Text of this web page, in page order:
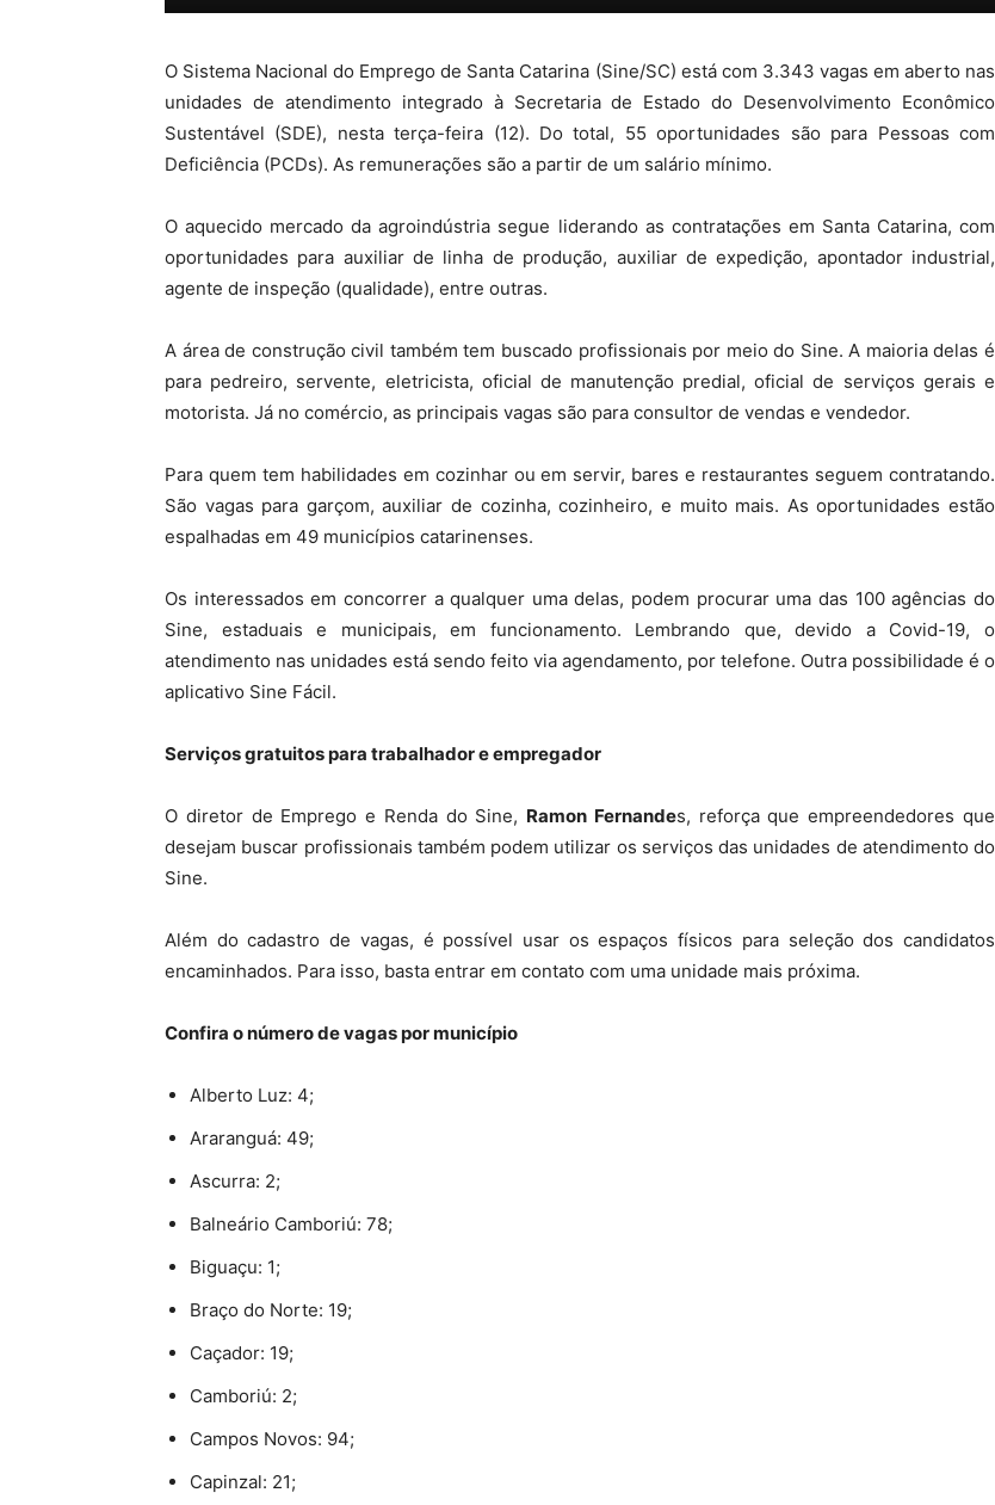
O Sistema Nacional do Emprego de Santa Catarina (Sine/SC) está com 3.343 vagas em aberto nas
unidades de atendimento integrado à Secretaria de Estado do Desenvolvimento Econômico
Sustentável (SDE), nesta terça-feira (12). Do total, 55 oportunidades são para Pessoas com
Deficiência (PCDs). As remunerações são a partir de um salário mínimo.
O aquecido mercado da agroindústria segue liderando as contratações em Santa Catarina, com
oportunidades para auxiliar de linha de produção, auxiliar de expedição, apontador industrial,
agente de inspeção (qualidade), entre outras.
A área de construção civil também tem buscado profissionais por meio do Sine. A maioria delas é
para pedreiro, servente, eletricista, oficial de manutenção predial, oficial de serviços gerais e
motorista. Já no comércio, as principais vagas são para consultor de vendas e vendedor.
Para quem tem habilidades em cozinhar ou em servir, bares e restaurantes seguem contratando.
São vagas para garçom, auxiliar de cozinha, cozinheiro, e muito mais. As oportunidades estão
espalhadas em 49 municípios catarinenses.
Os interessados em concorrer a qualquer uma delas, podem procurar uma das 100 agências do
Sine, estaduais e municipais, em funcionamento. Lembrando que, devido a Covid-19, o
atendimento nas unidades está sendo feito via agendamento, por telefone. Outra possibilidade é o
aplicativo Sine Fácil.
Serviços gratuitos para trabalhador e empregador
O diretor de Emprego e Renda do Sine, Ramon Fernandes, reforça que empreendedores que
desejam buscar profissionais também podem utilizar os serviços das unidades de atendimento do
Sine.
Além do cadastro de vagas, é possível usar os espaços físicos para seleção dos candidatos
encaminhados. Para isso, basta entrar em contato com uma unidade mais próxima.
Confira o número de vagas por município
Alberto Luz: 4;
Araranguá: 49;
Ascurra: 2;
Balneário Camboriú: 78;
Biguaçu: 1;
Braço do Norte: 19;
Caçador: 19;
Camboriú: 2;
Campos Novos: 94;
Capinzal: 21;